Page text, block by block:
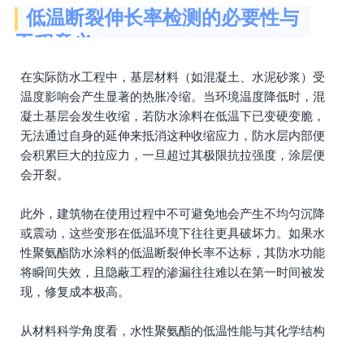
低温断裂伸长率检测的必要性与
工程意义
在实际防水工程中，基层材料（如混凝土、水泥砂浆）受
温度影响会产生显著的热胀冷缩。当环境温度降低时，混
凝土基层会发生收缩，若防水涂料在低温下已变硬变脆，
无法通过自身的延伸来抵消这种收缩应力，防水层内部便
会积累巨大的拉应力，一旦超过其极限抗拉强度，涂层便
会开裂。
此外，建筑物在使用过程中不可避免地会产生不均匀沉降
或震动，这些变形在低温环境下往往更具破坏力。如果水
性聚氨酯防水涂料的低温断裂伸长率不达标，其防水功能
将瞬间失效，且隐蔽工程的渗漏往往难以在第一时间被发
现，修复成本极高。
从材料科学角度看，水性聚氨酯的低温性能与其化学结构